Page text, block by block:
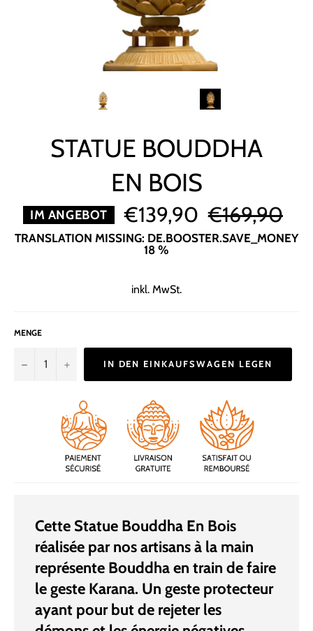
STATUE BOUDDHA
EN BOIS
IM ANGEBOT €139,90
Normaler
Preis
€169,90
TRANSLATION MISSING: DE.BOOSTER.SAVE_MONEY
18 %
inkl. MwSt.
MENGE
− + IN DEN EINKAUFSWAGEN LEGEN
Cette Statue Bouddha En Bois
réalisée par nos artisans à la main
représente Bouddha en train de faire
le geste Karana. Un geste protecteur
ayant pour but de rejeter les